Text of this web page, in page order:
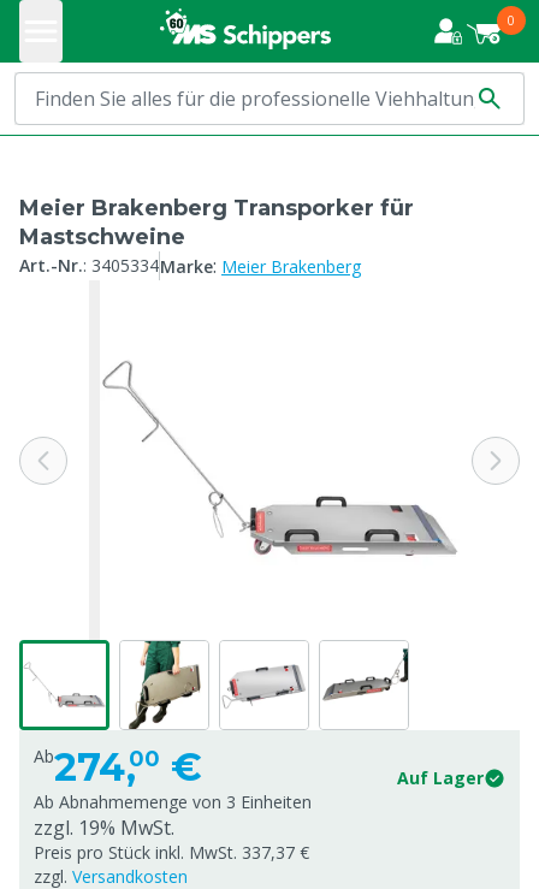
0
Meier Brakenberg Transporker für
Mastschweine
Art.-Nr.: 3405334Marke: Meier Brakenberg
Ab274,00 €
Auf Lager
Ab Abnahmemenge von 3 Einheiten
zzgl. 19% MwSt.
Preis pro Stück inkl. MwSt. 337,37 €
zzgl. Versandkosten